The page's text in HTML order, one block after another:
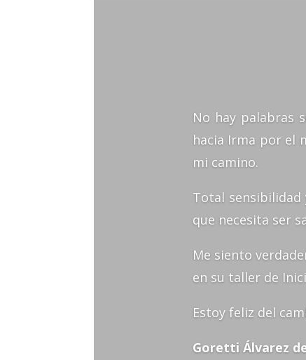
No hay palabras
hacia Irma por el
mi camino.
Total sensibilidad
que necesita ser
Me siento
en su taller de
Estoy feliz del
Goretti Álvarez